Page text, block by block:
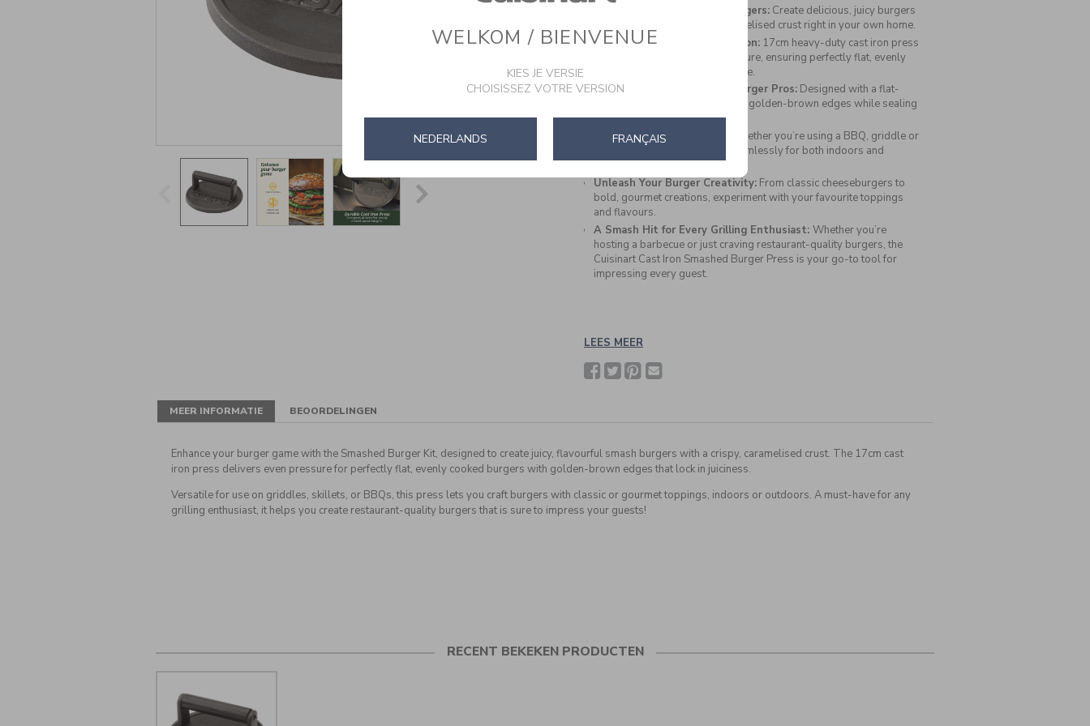
Master the Art of Smash Burgers: Create delicious, juicy burgers
with that signature crispy, caramelised crust right in your own home.
Durable Cast Iron Construction: 17cm heavy-duty cast iron press
provides consistent, even pressure, ensuring perfectly flat, evenly
cooked burgers every single time.
Golden Crust just like the Burger Pros: Designed with a flat-
edge surface to achieve crunchy, golden-brown edges while sealing
in a juicy, mouthwatering flavour.
Cook Anywhere, Anytime:
Whether you’re using a BBQ, griddle or
frying pan, this press works seamlessly for both indoors and
outdoors.
Unleash Your Burger Creativity: From classic cheeseburgers to
bold, gourmet creations, experiment with your favourite toppings
and flavours.
A Smash Hit for Every Grilling Enthusiast: Whether you’re
hosting a barbecue or just craving restaurant-quality burgers, the
Cuisinart Cast Iron Smashed Burger Press is your go-to tool for
impressing every guest.
LEES MEER
Facebook
TwitterPinterest
Deel
met
MEER INFORMATIE BEOORDELINGEN
Enhance your burger game with the Smashed Burger Kit, designed to create juicy, flavourful smash burgers with a crispy, caramelised crust. The 17cm cast
iron press delivers even pressure for perfectly flat, evenly cooked burgers with golden-brown edges that lock in juiciness.
Versatile for use on griddles, skillets, or BBQs, this press lets you craft burgers with classic or gourmet toppings, indoors or outdoors. A must-have for any
grilling enthusiast, it helps you create restaurant-quality burgers that is sure to impress your guests!
RECENT BEKEKEN PRODUCTEN
WELKOM / BIENVENUE
KIES JE VERSIE
CHOISISSEZ VOTRE VERSION
NEDERLANDS FRANÇAIS